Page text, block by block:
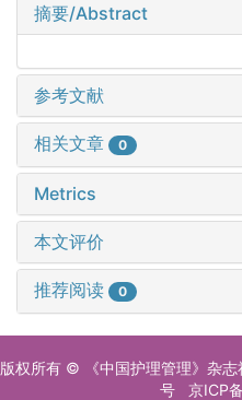
摘要/Abstract
参考文献
相关文章 0
Metrics
本文评价
推荐阅读 0
版权所有 © 《中国护理管理》杂
号
京ICP